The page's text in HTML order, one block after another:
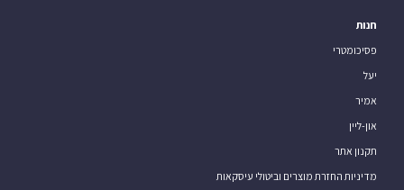
חנות
פסיכומטרי
יעל
אמיר
און-ליין
תקנון אתר
מדיניות החזרת מוצרים וביטולי עיסקאות